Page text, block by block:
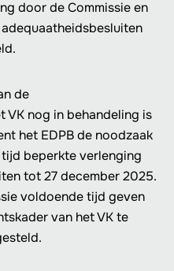
door de Commissie en
de
VK nog in behandeling is
het EDPB de noodzaak
beperkte verlenging
tot 27 december 2025.
voldoende tijd geven
van het VK te